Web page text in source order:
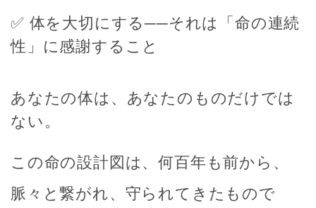
✅ 体を大切にする──それは「命の連続
性」に感謝すること
あなたの体は、あなたのものだけでは
ない。
この命の設計図は、何百年も前から、
脈々と繋がれ、守られてきたもので